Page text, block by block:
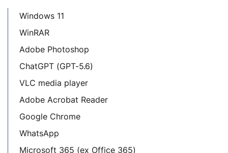
Windows 11
WinRAR
Adobe Photoshop
ChatGPT (GPT-5.6)
VLC media player
Adobe Acrobat Reader
Google Chrome
WhatsApp
Microsoft 365 (ex Office 365)